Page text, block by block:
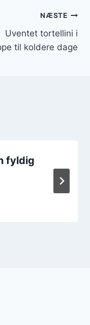
NÆSTE
Uventet tortellini i
til koldere dage
fyldig